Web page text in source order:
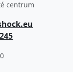
centrum